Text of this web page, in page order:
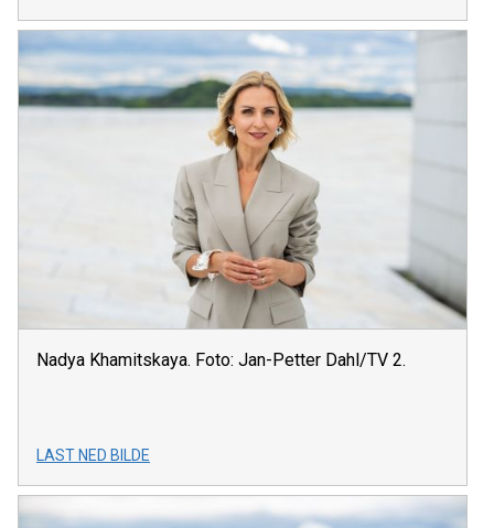
Nadya Khamitskaya. Foto: Jan-Petter Dahl/TV 2.
LAST NED BILDE